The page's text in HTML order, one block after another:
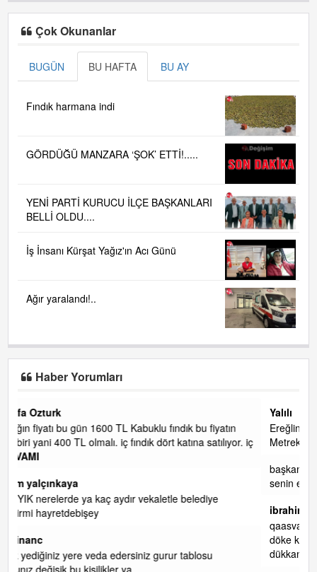
Çok Okunanlar
BUGÜN BU HAFTA BU AY
Fındık harmana indi
GÖRDÜĞÜ MANZARA ‘ŞOK’ ETTİ!.....
YENİ PARTİ KURUCU İLÇE BAŞKANLARI
BELLİ OLDU....
İş İnsanı Kürşat Yağız'ın Acı Günü
Ağır yaralandı!..
Haber Yorumları
iç
Yalılı
Ereğlinin en değerli en gözde yeri yalı caddesi ve çevresidir.
Metrekaresi 500 bin liraya alamazsın.
başkanım seni belediye başkanlığında da görmek isteriz
senin ereyliye katkın çok oldu daha da olacaktır
ibrahim yalçınkaya
qaasvalt kansorejen madde mahalle aralarında asvalt döke
döke kaldırımlar ana yoldan aşağıda kaldı bi yağmurda
dükkanları su basacak ma... DEVAMI